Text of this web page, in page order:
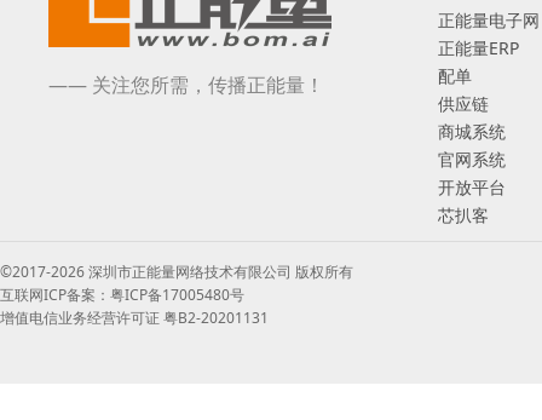
—— 关注您所需，传播正能量！
正能量电子网
正能量ERP
配单
供应链
商城系统
官网系统
开放平台
芯扒客
©2017-2026 深圳市正能量网络技术有限公司 版权所有
互联网ICP备案：粤ICP备17005480号
增值电信业务经营许可证 粤B2-20201131